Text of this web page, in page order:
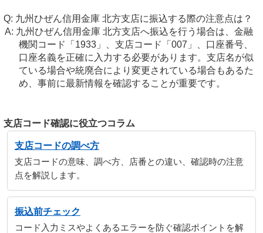
九州ひぜん信用金庫 北方支店に振込する際の注意点は？
九州ひぜん信用金庫 北方支店へ振込を行う場合は、金融
機関コード「1933」、支店コード「007」、口座番号、
口座名義を正確に入力する必要があります。支店名が似
ている場合や統廃合により変更されている場合もあるた
め、事前に最新情報を確認することが重要です。
支店コード確認に役立つコラム
支店コードの調べ方
支店コードの意味、調べ方、店番との違い、確認時の注意
点を解説します。
振込前チェック
コード入力ミスやよくあるエラーを防ぐ確認ポイントを解